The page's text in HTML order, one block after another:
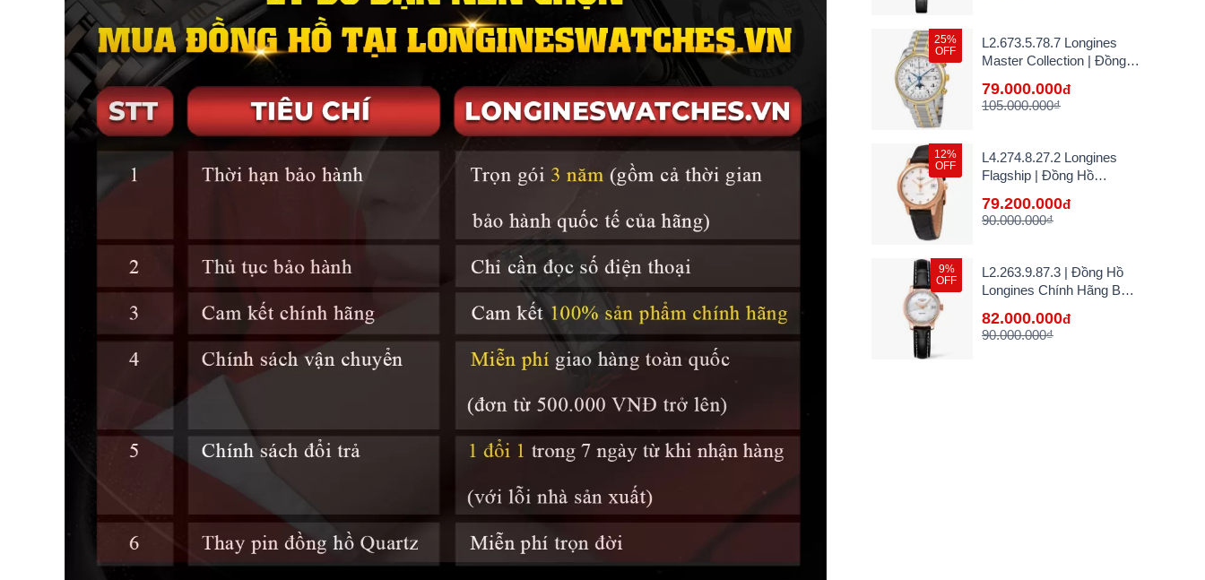
25%
OFF
L2.673.5.78.7 Longines
Master Collection | Đồng
Bán Lẻ Tại VN
79.000.000đ
105.000.000₫
12%
OFF
L4.274.8.27.2 Longines
Flagship | Đồng Hồ
Lẻ Tại VN
79.200.000đ
90.000.000₫
9%
OFF
L2.263.9.87.3 | Đồng Hồ
Longines Chính Hãng Bán
82.000.000đ
90.000.000₫